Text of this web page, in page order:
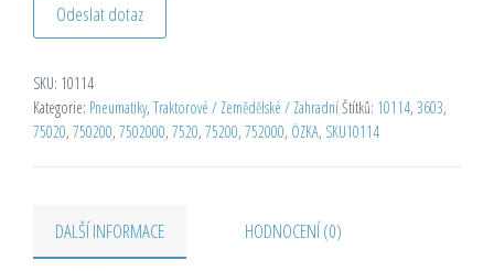
Odeslat dotaz
SKU: 10114
Kategorie: Pneumatiky, Traktorové / Zemědělské / ZahradníŠtítků: 10114, 3603,
75020, 750200, 7502000, 7520, 75200, 752000, ÖZKA, SKU10114
DALŠÍ INFORMACE HODNOCENÍ (0)